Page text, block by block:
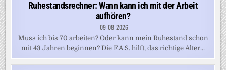
Ruhestandsrechner: Wann kann ich mit der Arbeit
aufhören?
09-08-2026
Muss ich bis 70 arbeiten? Oder kann mein Ruhestand schon
mit 43 Jahren beginnen? Die F.A.S. hilft, das richtige Alter...